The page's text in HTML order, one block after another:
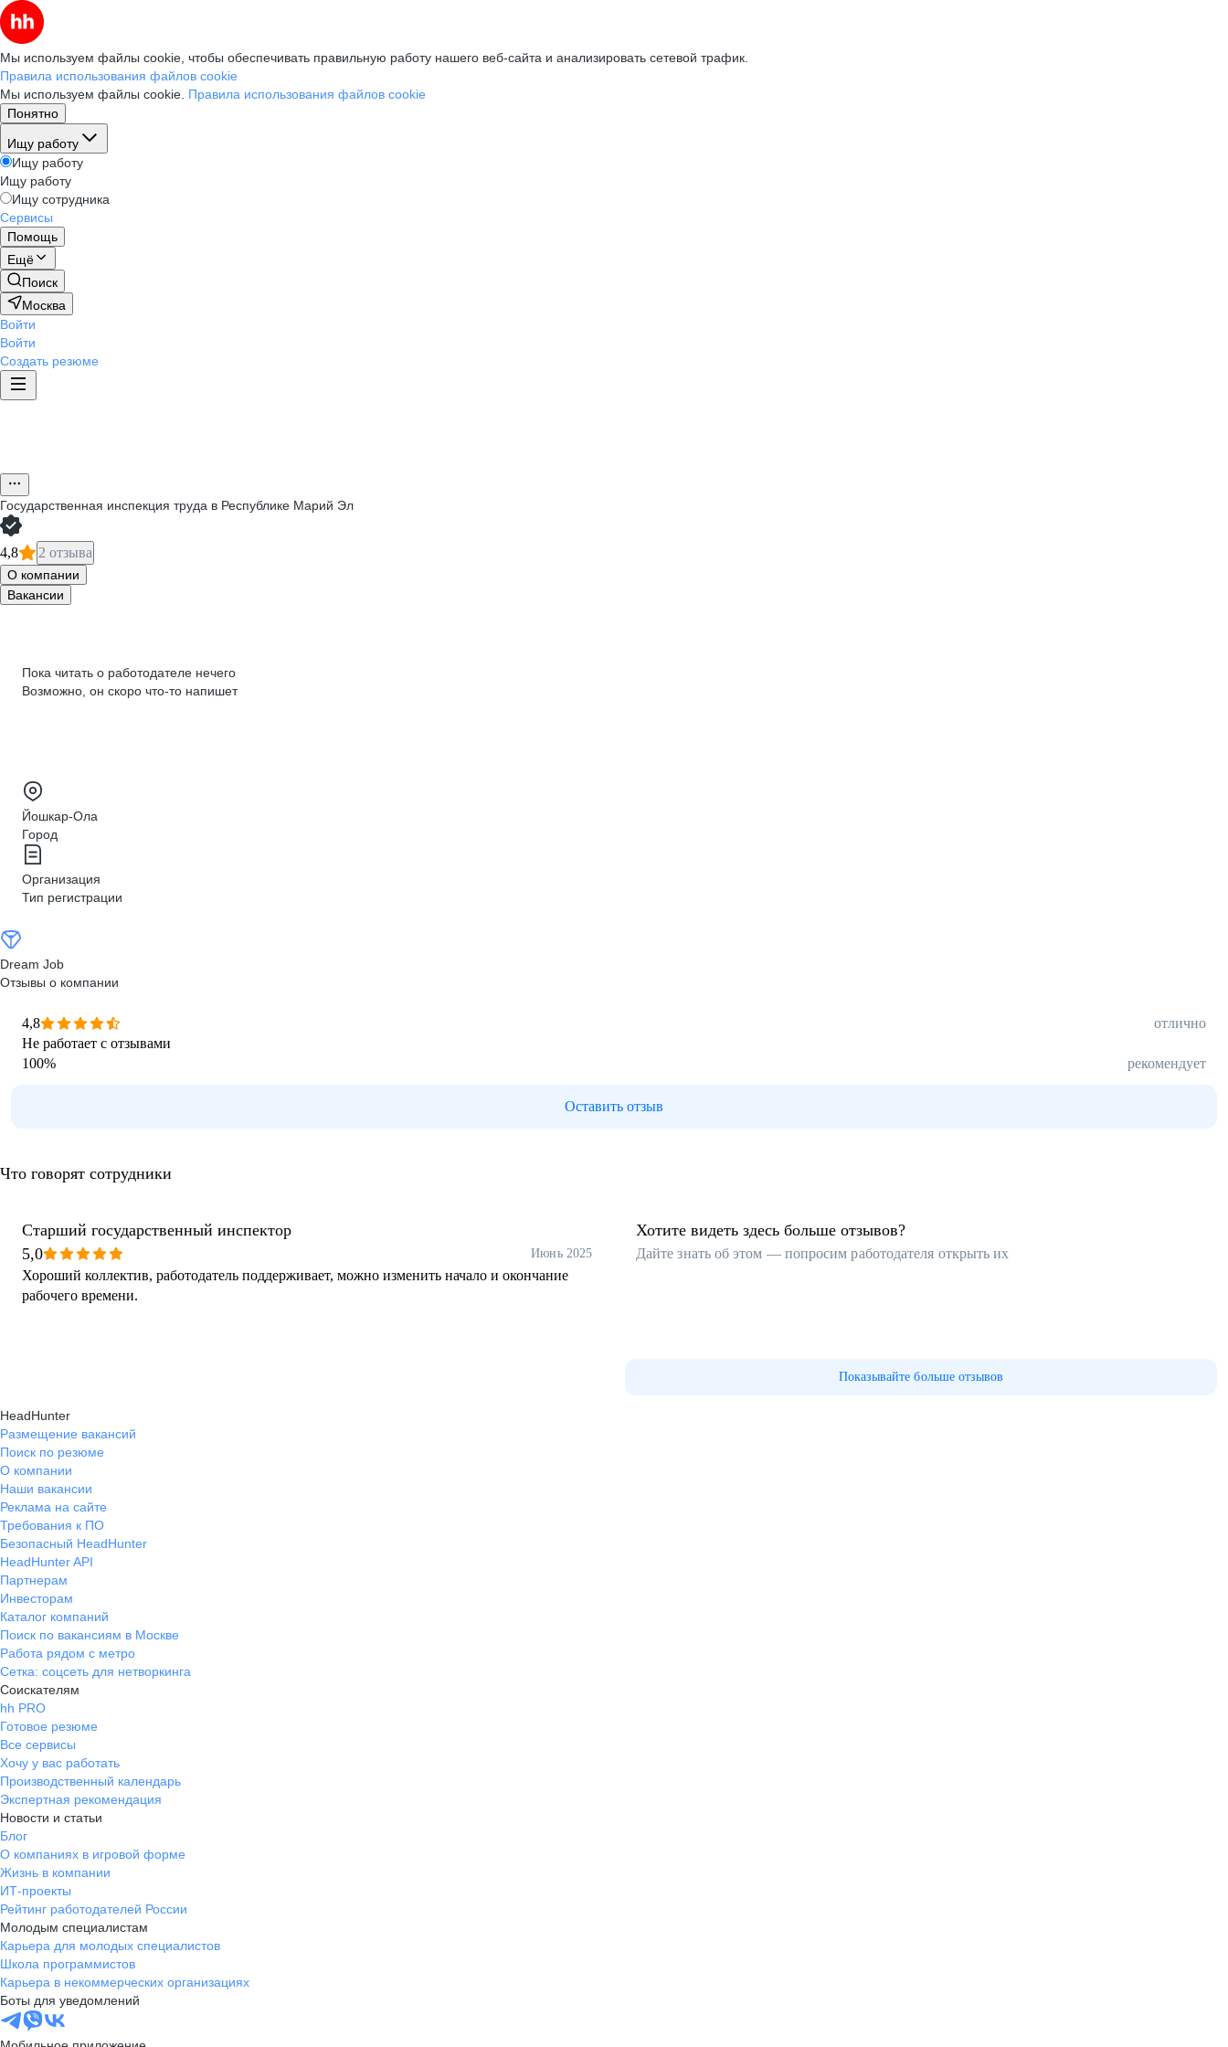
Мы используем файлы cookie, чтобы обеспечивать правильную работу нашего веб-сайта и анализировать сетевой трафик.
Правила использования файлов cookie
Мы используем файлы cookie. Правила использования файлов cookie
Понятно
Ищу работу
Ищу работу
Ищу работу
Ищу сотрудника
Сервисы
Помощь
Ещё
Поиск
Москва
Войти
Войти
Создать резюме
Государственная инспекция труда в Республике Марий Эл
4,8 2 отзыва
О компании
Вакансии
Пока читать о работодателе нечего
Возможно, он скоро что‑то напишет
Йошкар-Ола
Город
Организация
Тип регистрации
Dream Job
Отзывы о компании
4,8
отлично
Не работает с отзывами
100% рекомендует
Оставить отзыв
Что говорят сотрудники
Старший государственный инспектор
5,0
Июнь 2025
Хороший коллектив, работодатель поддерживает, можно изменить начало и окончание
рабочего времени.
Хотите видеть здесь больше отзывов?
Дайте знать об этом — попросим работодателя открыть их
Показывайте больше отзывов
HeadHunter
Размещение вакансий
Поиск по резюме
О компании
Наши вакансии
Реклама на сайте
Требования к ПО
Безопасный HeadHunter
HeadHunter API
Партнерам
Инвесторам
Каталог компаний
Поиск по вакансиям в Москве
Работа рядом с метро
Сетка: соцсеть для нетворкинга
Соискателям
hh PRO
Готовое резюме
Все сервисы
Хочу у вас работать
Производственный календарь
Экспертная рекомендация
Новости и статьи
Блог
О компаниях в игровой форме
Жизнь в компании
ИТ-проекты
Рейтинг работодателей России
Молодым специалистам
Карьера для молодых специалистов
Школа программистов
Карьера в некоммерческих организациях
Боты для уведомлений